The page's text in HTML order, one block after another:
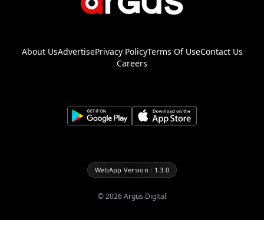
About UsAdvertisePrivacy PolicyTerms Of UseContact Us
Careers
WebApp Version : 1.3.0
©2026Argus Digital